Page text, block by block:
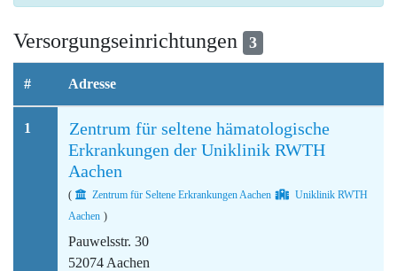
Versorgungseinrichtungen 3
# Adresse
1
Zentrum für seltene hämatologische
Erkrankungen der Uniklinik RWTH
Aachen
( Zentrum für Seltene Erkrankungen Aachen
Uniklinik RWTH
Aachen )
Pauwelsstr. 30
52074 Aachen